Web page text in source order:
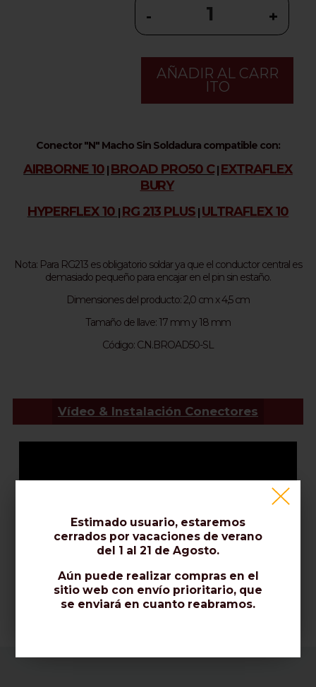
- +
AÑADIR AL CARR
ITO
Conector "N" Macho Sin Soldadura compatible con:
AIRBORNE 10 | BROAD PRO50 C | EXTRAFLEX
BURY
HYPERFLEX 10 | RG 213 PLUS | ULTRAFLEX 10
Nota: Para RG213 es obligatorio soldar ya que el conductor central es
demasiado pequeño para encajar en el pin sin estaño.
Dimensiones del producto: 2,0 cm x 4,5 cm
Tamaño de llave: 17 mm y 18 mm
Código: C.N.BROAD50-SL
Vídeo & Instalación Conectores
Estimado usuario, estaremos
cerrados por vacaciones de verano
del 1 al 21 de Agosto.
Aún puede realizar compras en el
sitio web con envío prioritario, que
se enviará en cuanto reabramos.